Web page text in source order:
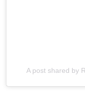
A post shared by